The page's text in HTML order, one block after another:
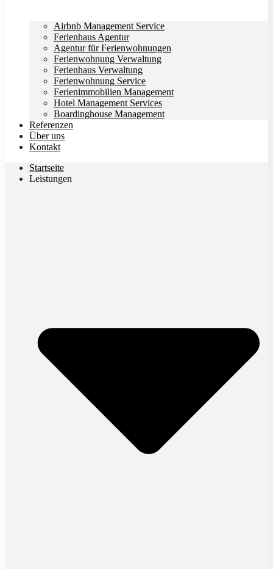
Airbnb Management Service
Ferienhaus Agentur
Agentur für Ferienwohnungen
Ferienwohnung Verwaltung
Ferienhaus Verwaltung
Ferienwohnung Service
Ferienimmobilien Management
Hotel Management Services
Boardinghouse Management
Referenzen
Über uns
Kontakt
Startseite
Leistungen